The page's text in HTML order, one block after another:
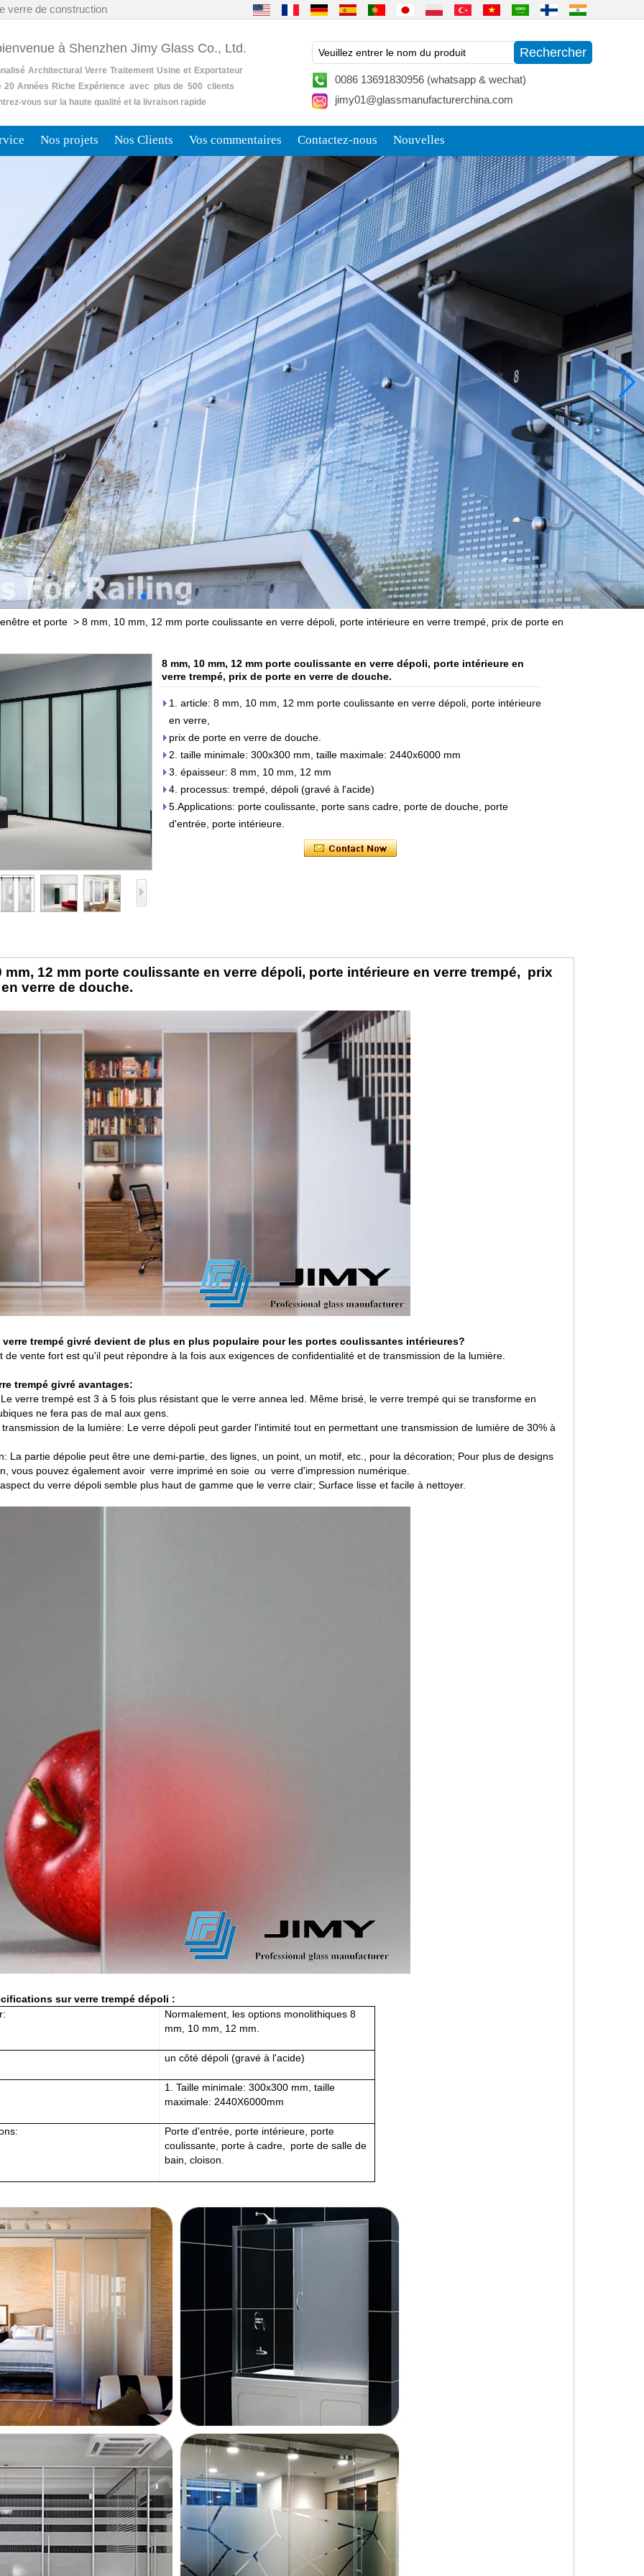
verre de construction
à Shenzhen Jimy Glass Co., Ltd.
Architectural Verre Traitement Usine et Exportateur
20 Années Riche Expérience avec plus de 500 clients
vous sur la haute qualité et la livraison rapide
0086 13691830956 (whatsapp & wechat)
jimy01@glassmanufacturerchina.com
Nos projets Nos Clients Vos commentaires Contactez-nous Nouvelles
et porte > 8 mm, 10 mm, 12 mm porte coulissante en verre dépoli, porte intérieure en verre trempé, prix de porte en
8 mm, 10 mm, 12 mm porte coulissante en verre dépoli, porte intérieure en
verre trempé, prix de porte en verre de douche.
1. article: 8 mm, 10 mm, 12 mm porte coulissante en verre dépoli, porte intérieure
en verre,
prix de porte en verre de douche.
2. taille minimale: 300x300 mm, taille maximale: 2440x6000 mm
3. épaisseur: 8 mm, 10 mm, 12 mm
4. processus: trempé, dépoli (gravé à l'acide)
5.Applications: porte coulissante, porte sans cadre, porte de douche, porte
d'entrée, porte intérieure.
mm, 12 mm porte coulissante en verre dépoli, porte intérieure en verre trempé, prix
verre de douche.
verre trempé givré devient de plus en plus populaire pour les portes coulissantes intérieures?
de vente fort est qu'il peut répondre à la fois aux exigences de confidentialité et de transmission de la lumière.
trempé givré avantages:
Le verre trempé est 3 à 5 fois plus résistant que le verre annea led. Même brisé, le verre trempé qui se transforme en
ne fera pas de mal aux gens.
de la lumière: Le verre dépoli peut garder l'intimité tout en permettant une transmission de lumière de 30% à
La partie dépolie peut être une demi-partie, des lignes, un point, un motif, etc., pour la décoration; Pour plus de designs
vous pouvez également avoir verre imprimé en soie ou verre d'impression numérique.
du verre dépoli semble plus haut de gamme que le verre clair; Surface lisse et facile à nettoyer.
surverre trempé dépoli :
Normalement, les options monolithiques 8
mm, 10 mm, 12 mm.
un côté dépoli (gravé à l'acide)
1.
Taille minimale: 300x300 mm, taille
maximale: 2440X6000mm
Porte d'entrée, porte intérieure, porte
coulissante, porte à cadre, porte de salle de
bain, cloison.